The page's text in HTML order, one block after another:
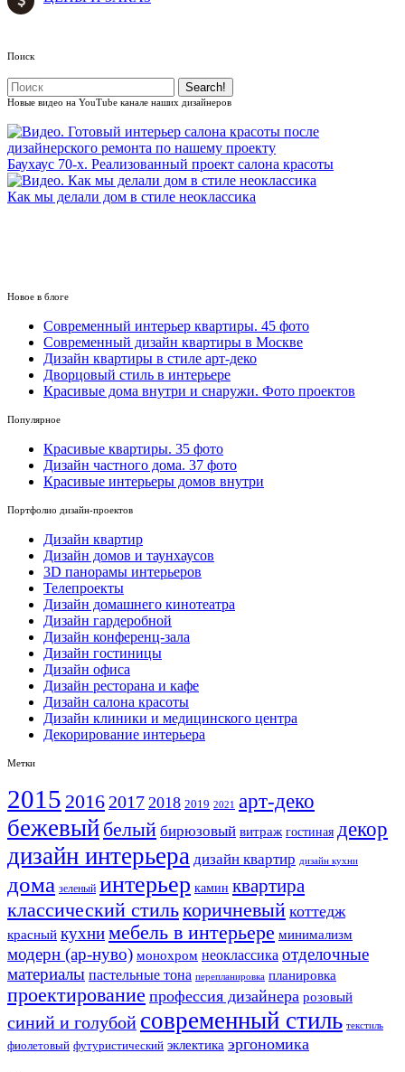
Поиск
Новые видео на YouTube канале наших дизайнеров
Баухаус 70-х. Реализованный проект салона красоты
Как мы делали дом в стиле неоклассика
Новое в блоге
Cовременный интерьер квартиры. 45 фото
Современный дизайн квартиры в Москве
Дизайн квартиры в стиле арт-деко
Дворцовый стиль в интерьере
Красивые дома внутри и снаружи. Фото проектов
Популярное
Красивые квартиры. 35 фото
Дизайн частного дома. 37 фото
Красивые интерьеры домов внутри
Портфолио дизайн-проектов
Дизайн квартир
Дизайн домов и таунхаусов
3D панорамы интерьеров
Телепроекты
Дизайн домашнего кинотеатра
Дизайн гардеробной
Дизайн конференц-зала
Дизайн гостиницы
Дизайн офиса
Дизайн ресторана и кафе
Дизайн салона красоты
Дизайн клиники и медицинского центра
Декорирование интерьера
Метки
2015 2016 2017 2018 2019 2021 арт-деко
бежевый белый бирюзовый витраж гостиная декор
дизайн интерьера дизайн квартир дизайн кухни
дома зеленый интерьер камин квартира
классический стилькоричневый коттедж
красный кухнимебель в интерьере минимализм
модерн (ар-нуво) монохром неоклассика отделочные
материалы пастельные тона перепланировка планировка
проектирование профессия дизайнера розовый
синий и голубой современный стиль текстиль
фиолетовый футуристический эклектика эргономика